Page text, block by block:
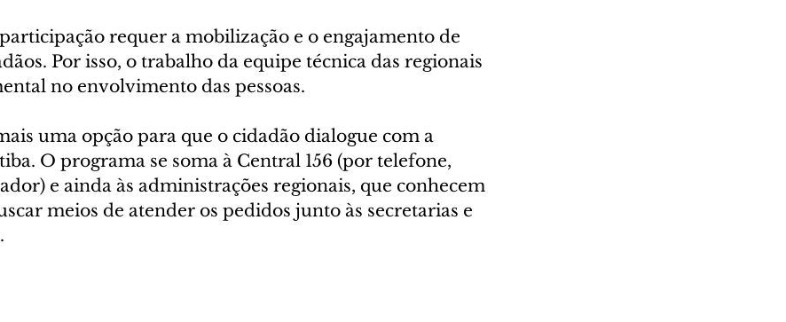
requer a mobilização e o engajamento de
Por isso, o trabalho da equipe técnica das regionais
no envolvimento das pessoas.
uma opção para que o cidadão dialogue com a
O programa se soma à Central 156 (por telefone,
e ainda às administrações regionais, que conhecem
meios de atender os pedidos junto às secretarias e